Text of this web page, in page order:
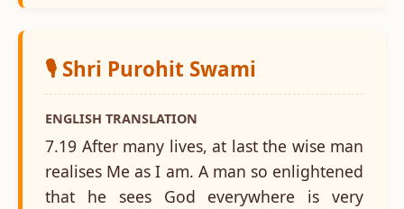
🎙️ Shri Purohit Swami
ENGLISH TRANSLATION
7.19 After many lives, at last the wise man
realises Me as I am. A man so enlightened
that he sees God everywhere is very